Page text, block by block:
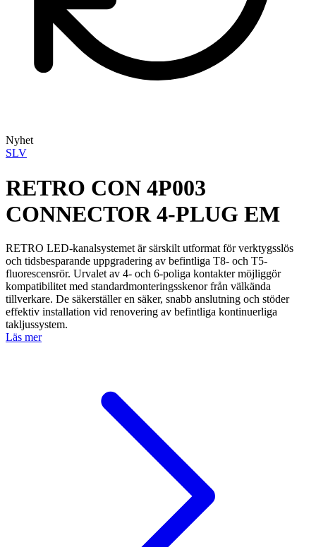
Nyhet
SLV
RETRO CON 4P003
CONNECTOR 4-PLUG EM
RETRO LED-kanalsystemet är särskilt utformat för verktygsslös
och tidsbesparande uppgradering av befintliga T8- och T5-
fluorescensrör. Urvalet av 4- och 6-poliga kontakter möjliggör
kompatibilitet med standardmonteringsskenor från välkända
tillverkare. De säkerställer en säker, snabb anslutning och stöder
effektiv installation vid renovering av befintliga kontinuerliga
takljussystem.
Läs mer